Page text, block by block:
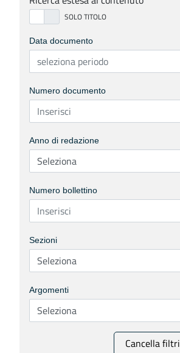
Data documento
Numero documento
Anno di redazione
Numero bollettino
Sezioni
Argomenti
Cancella filtri